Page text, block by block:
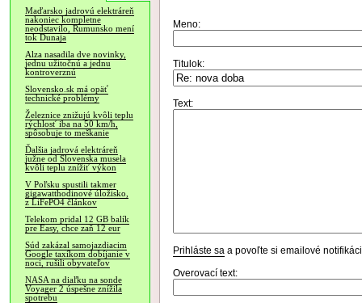
Maďarsko jadrovú elektráreň
nakoniec kompletne
neodstavilo, Rumunsko mení
tok Dunaja
Alza nasadila dve novinky,
jednu užitočnú a jednu
kontroverznú
Slovensko.sk má opäť
technické problémy
Železnice znižujú kvôli teplu
rýchlosť iba na 50 km/h,
spôsobuje to meškanie
Ďalšia jadrová elektráreň
južne od Slovenska musela
kvôli teplu znížiť výkon
V Poľsku spustili takmer
gigawatthodinové úložisko,
z LiFePO4 článkov
Telekom pridal 12 GB balík
pre Easy, chce zaň 12 eur
Súd zakázal samojazdiacim
Google taxíkom dobíjanie v
noci, rušili obyvateľov
NASA na diaľku na sonde
Voyager 2 úspešne znížila
spotrebu
Meno:
Titulok:
Text:
Prihláste sa a povoľte si emailové
Overovací text: